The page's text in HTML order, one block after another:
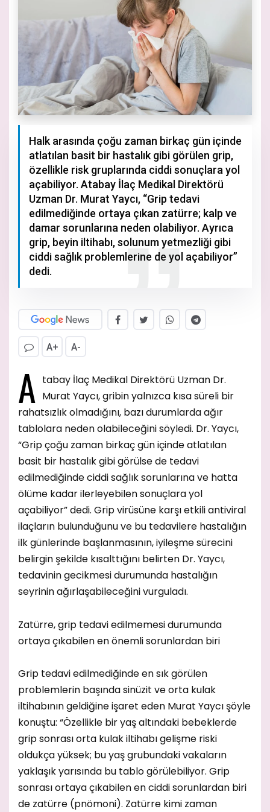
Halk arasında çoğu zaman birkaç gün içinde
atlatılan basit bir hastalık gibi görülen grip,
özellikle risk gruplarında ciddi sonuçlara yol
açabiliyor. Atabay İlaç Medikal Direktörü
Uzman Dr. Murat Yaycı, “Grip tedavi
edilmediğinde ortaya çıkan zatürre; kalp ve
damar sorunlarına neden olabiliyor. Ayrıca
grip, beyin iltihabı, solunum yetmezliği gibi
ciddi sağlık problemlerine de yol açabiliyor”
dedi.
A+ A-
A tabay İlaç Medikal Direktörü Uzman Dr.
Murat Yaycı, gribin yalnızca kısa süreli bir
rahatsızlık olmadığını, bazı durumlarda ağır
tablolara neden olabileceğini söyledi. Dr. Yaycı,
“Grip çoğu zaman birkaç gün içinde atlatılan
basit bir hastalık gibi görülse de tedavi
edilmediğinde ciddi sağlık sorunlarına ve hatta
ölüme kadar ilerleyebilen sonuçlara yol
açabiliyor” dedi. Grip virüsüne karşı etkili antiviral
ilaçların bulunduğunu ve bu tedavilere hastalığın
ilk günlerinde başlanmasının, iyileşme sürecini
belirgin şekilde kısalttığını belirten Dr. Yaycı,
tedavinin gecikmesi durumunda hastalığın
seyrinin ağırlaşabileceğini vurguladı.
Zatürre, grip tedavi edilmemesi durumunda
ortaya çıkabilen en önemli sorunlardan biri
Grip tedavi edilmediğinde en sık görülen
problemlerin başında sinüzit ve orta kulak
iltihabının geldiğine işaret eden Murat Yaycı şöyle
konuştu: “Özellikle bir yaş altındaki bebeklerde
grip sonrası orta kulak iltihabı gelişme riski
oldukça yüksek; bu yaş grubundaki vakaların
yaklaşık yarısında bu tablo görülebiliyor. Grip
sonrası ortaya çıkabilen en ciddi sorunlardan biri
de zatürre (pnömoni). Zatürre kimi zaman